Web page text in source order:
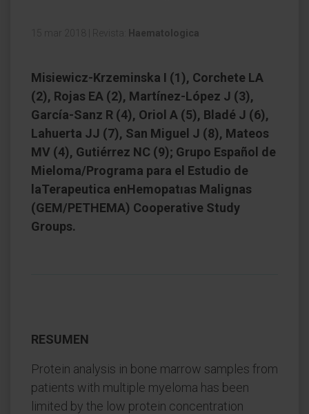
15 mar 2018 Revista: Haematologica
Misiewicz-Krzeminska I (1), Corchete LA
(2), Rojas EA (2), Martínez-López J (3),
García-Sanz R (4), Oriol A (5), Bladé J (6),
Lahuerta JJ (7), San Miguel J (8), Mateos
MV (4), Gutiérrez NC (9); Grupo Español de
Mieloma/Programa para el Estudio de
laTerapeutica enHemopatıas Malignas
(GEM/PETHEMA) Cooperative Study
Groups.
RESUMEN
Protein analysis in bone marrow samples from
patients with multiple myeloma has been
limited by the low protein concentration